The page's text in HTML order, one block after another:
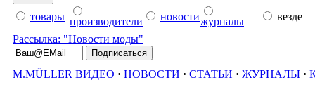
товары производители новостижурналы
везде
Рассылка: "Новости моды"
M.MÜLLER ВИДЕО · НОВОСТИ · СТАТЬИ · ЖУРНАЛЫ ·